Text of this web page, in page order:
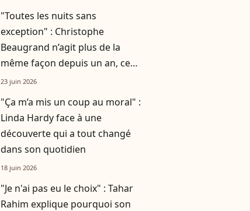
"Toutes les nuits sans
exception" : Christophe
Beaugrand n’agit plus de la
même façon depuis un an, cet
événement a tout changé
23 juin 2026
"Ça m’a mis un coup au moral" :
Linda Hardy face à une
découverte qui a tout changé
dans son quotidien
18 juin 2026
"Je n'ai pas eu le choix" : Tahar
Rahim explique pourquoi son